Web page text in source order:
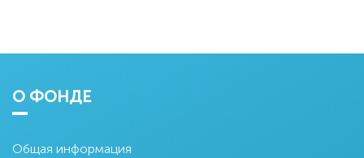
О ФОНДЕ
Общая информация